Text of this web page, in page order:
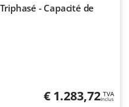
- Capacité de
€ 1.283,72 TVA
Inclus